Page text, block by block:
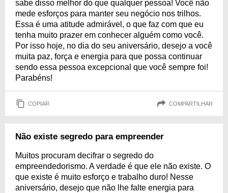
sabe disso melhor do que qualquer pessoa! Você não
mede esforços para manter seu negócio nos trilhos.
Essa é uma atitude admirável, o que faz com que eu
tenha muito prazer em conhecer alguém como você.
Por isso hoje, no dia do seu aniversário, desejo a você
muita paz, força e energia para que possa continuar
sendo essa pessoa excepcional que você sempre foi!
Parabéns!
COPIAR COMPARTILHAR
Não existe segredo para empreender
Muitos procuram decifrar o segredo do
empreendedorismo. A verdade é que ele não existe. O
que existe é muito esforço e trabalho duro! Nesse
aniversário, desejo que não lhe falte energia para